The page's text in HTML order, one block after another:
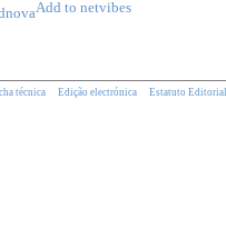
técnica Edição electrónica Estatuto Editorial